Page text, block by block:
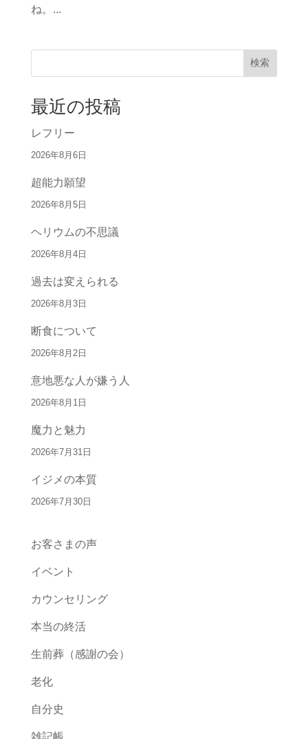
ね。...
検索
最近の投稿
レフリー
2026年8月6日
超能力願望
2026年8月5日
ヘリウムの不思議
2026年8月4日
過去は変えられる
2026年8月3日
断食について
2026年8月2日
意地悪な人が嫌う人
2026年8月1日
魔力と魅力
2026年7月31日
イジメの本質
2026年7月30日
お客さまの声
イベント
カウンセリング
本当の終活
生前葬（感謝の会）
老化
自分史
雑記帳